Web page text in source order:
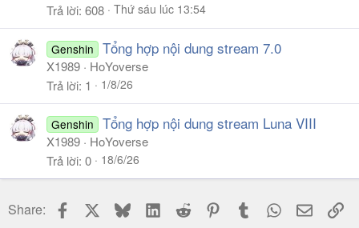
Trả lời 608 Thứ sáu lúc 13:54
Genshin Tổng hợp nội dung stream 7.0
X1989
HoYoverse
Trả lời 1 1/8/26
Genshin Tổng hợp nội dung stream Luna VIII
X1989
HoYoverse
Trả lời 0 18/6/26
Share: Facebook BlueskyLinkedIn
Reddit PinterestTumblr WhatsApp
Email